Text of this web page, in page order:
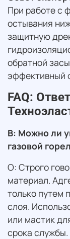
При работе с
остывания
защитную
обратной
эффективный
FAQ:
В: Можно ли
газовой
О: Строго
материал.
только путем
слоя.
или мастик
срока службы.